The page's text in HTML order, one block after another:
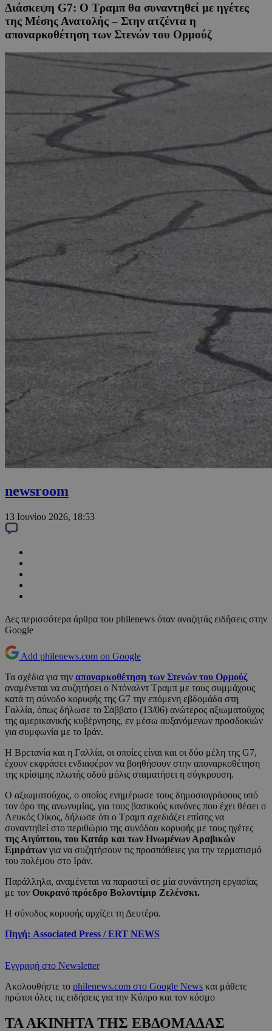
Διάσκεψη G7: Ο Τραμπ θα συναντηθεί με ηγέτες
της Μέσης Ανατολής – Στην ατζέντα η
αποναρκοθέτηση των Στενών του Ορμούζ
newsroom
13 Ιουνίου 2026, 18:53
Δες περισσότερα άρθρα του philenews όταν αναζητάς ειδήσεις στην
Google
Add philenews.com on Google
Τα σχέδια για την αποναρκοθέτηση των Στενών του Ορμούζ
αναμένεται να συζητήσει ο Ντόναλντ Τραμπ με τους συμμάχους
κατά τη σύνοδο κορυφής της G7 την επόμενη εβδομάδα στη
Γαλλία, όπως δήλωσε το Σάββατο (13/06) ανώτερος αξιωματούχος
της αμερικανικής κυβέρνησης, εν μέσω αυξανόμενων προσδοκιών
για συμφωνία με το Ιράν.
Η Βρετανία και η Γαλλία, οι οποίες είναι και οι δύο μέλη της G7,
έχουν εκφράσει ενδιαφέρον να βοηθήσουν στην αποναρκοθέτηση
της κρίσιμης πλωτής οδού μόλις σταματήσει η σύγκρουση.
Ο αξιωματούχος, ο οποίος ενημέρωσε τους δημοσιογράφους υπό
τον όρο της ανωνυμίας, για τους βασικούς κανόνες που έχει θέσει ο
Λευκός Οίκος, δήλωσε ότι ο Τραμπ σχεδιάζει επίσης να
συναντηθεί στο περιθώριο της συνόδου κορυφής με τους ηγέτες
της Αιγύπτου, του Κατάρ και των Ηνωμένων Αραβικών
Εμιράτων για να συζητήσουν τις προσπάθειες για την τερματισμό
του πολέμου στο Ιράν.
Παράλληλα, αναμένεται να παραστεί σε μία συνάντηση εργασίας
με τον Ουκρανό πρόεδρο Βολοντίμιρ Ζελένσκι.
Η σύνοδος κορυφής αρχίζει τη Δευτέρα.
Πηγή: Associated Press / ERT NEWS
Εγγραφή στο Newsletter
Ακολουθήστε το philenews.com στο Google News και μάθετε
πρώτοι όλες τις ειδήσεις για την Κύπρο και τον κόσμο
ΤΑ ΑΚΙΝΗΤΑ ΤΗΣ ΕΒΔΟΜΑΔΑΣ